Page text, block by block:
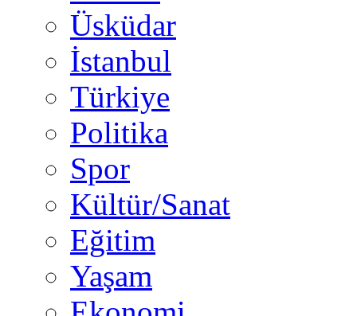
Üsküdar
İstanbul
Türkiye
Politika
Spor
Kültür/Sanat
Eğitim
Yaşam